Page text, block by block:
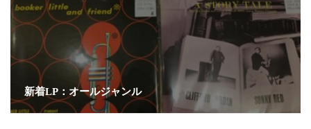
新着LP：オールジャンル